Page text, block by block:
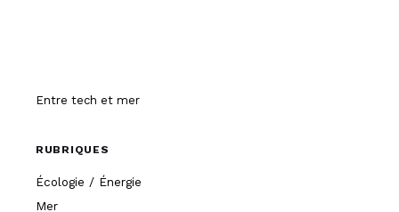
Entre tech et mer
RUBRIQUES
Écologie / Énergie
Mer